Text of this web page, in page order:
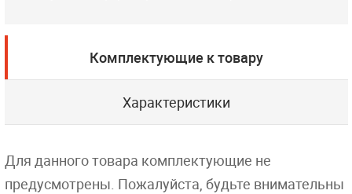
Комплектующие к товару
Характеристики
Для данного товара комплектующие не
предусмотрены. Пожалуйста, будьте внимательны